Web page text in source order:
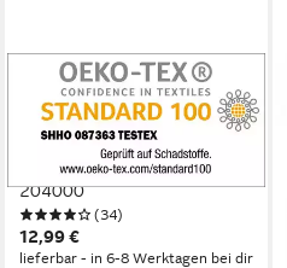
GARDINENBOX
Gardine (1 St), Ösen,
blickdicht, Microfaser,
Mikrofaser Vorhang blickdicht
204000
(34)
12,99 €
lieferbar - in 6-8 Werktagen bei dir